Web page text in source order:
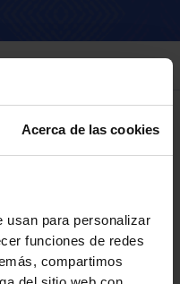
Acerca de las cookies
usan para personalizar
funciones de redes
compartimos